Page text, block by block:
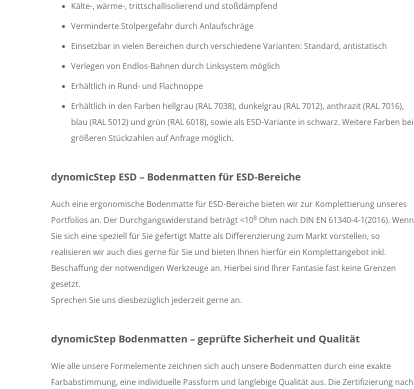
Kälte-, wärme-, trittschallisolierend und stoßdämpfend
Verminderte Stolpergefahr durch Anlaufschräge
Einsetzbar in vielen Bereichen durch verschiedene Varianten: Standard, antistatisch
Verlegen von Endlos-Bahnen durch Linksystem möglich
Erhältlich in Rund- und Flachnoppe
Erhältlich in den Farben hellgrau (RAL 7038), dunkelgrau (RAL 7012), anthrazit (RAL 7016),
blau (RAL 5012) und grün (RAL 6018), sowie als ESD-Variante in schwarz. Weitere Farben bei
größeren Stückzahlen auf Anfrage möglich.
dynomicStep ESD – Bodenmatten für ESD-Bereiche
Auch eine ergonomische Bodenmatte für ESD-Bereiche bieten wir zur Komplettierung unseres
Portfolios an. Der Durchgangswiderstand beträgt <108 Ohm nach DIN EN 61340-4-1(2016). Wenn
Sie sich eine speziell für Sie gefertigt Matte als Differenzierung zum Markt vorstellen, so
realisieren wir auch dies gerne für Sie und bieten Ihnen hierfür ein Komplettangebot inkl.
Beschaffung der notwendigen Werkzeuge an. Hierbei sind Ihrer Fantasie fast keine Grenzen
gesetzt.
Sprechen Sie uns diesbezüglich jederzeit gerne an.
dynomicStep Bodenmatten – geprüfte Sicherheit und Qualität
Wie alle unsere Formelemente zeichnen sich auch unsere Bodenmatten durch eine exakte
Farbabstimmung, eine individuelle Passform und langlebige Qualität aus. Die Zertifizierung nach